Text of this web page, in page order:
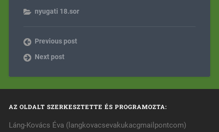
nyugati 18.sor
Previous post
Next post
AZ OLDALT SZERKESZTETTE ÉS PROGRAMOZTA:
Láng-Kovács Éva (langkovacsevakukacgmailpontcom)